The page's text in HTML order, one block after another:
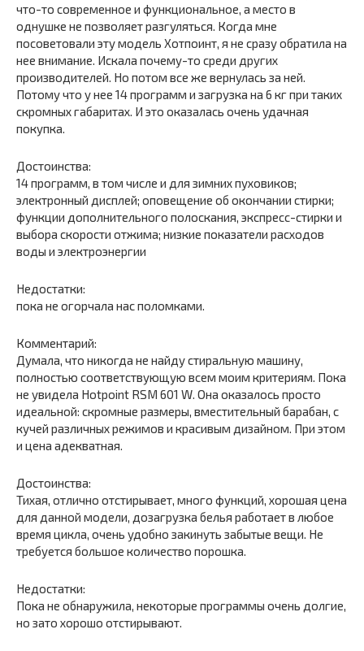
что-то современное и функциональное, а место в
однушке не позволяет разгуляться. Когда мне
посоветовали эту модель Хотпоинт, я не сразу обратила на
нее внимание. Искала почему-то среди других
производителей. Но потом все же вернулась за ней.
Потому что у нее 14 программ и загрузка на 6 кг при таких
скромных габаритах. И это оказалась очень удачная
покупка.
Достоинства:
14 программ, в том числе и для зимних пуховиков;
электронный дисплей; оповещение об окончании стирки;
функции дополнительного полоскания, экспресс-стирки и
выбора скорости отжима; низкие показатели расходов
воды и электроэнергии
Недостатки:
пока не огорчала нас поломками.
Комментарий:
Думала, что никогда не найду стиральную машину,
полностью соответствующую всем моим критериям. Пока
не увидела Hotpoint RSM 601 W. Она оказалось просто
идеальной: скромные размеры, вместительный барабан, с
кучей различных режимов и красивым дизайном. При этом
и цена адекватная.
Достоинства:
Тихая, отлично отстирывает, много функций, хорошая цена
для данной модели, дозагрузка белья работает в любое
время цикла, очень удобно закинуть забытые вещи. Не
требуется большое количество порошка.
Недостатки:
Пока не обнаружила, некоторые программы очень долгие,
но зато хорошо отстирывают.